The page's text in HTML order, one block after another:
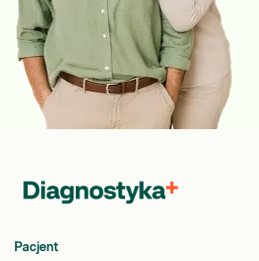
Pacjent